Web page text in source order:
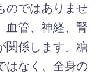
のではありませ
血管、神経、腎
関係します。糖
はなく、全身の